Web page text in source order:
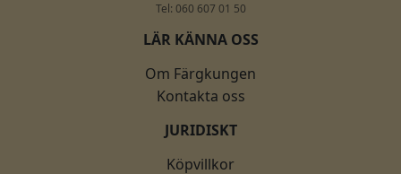
Tel: 060 607 01 50
LÄR KÄNNA OSS
Om Färgkungen
Kontakta oss
JURIDISKT
Köpvillkor